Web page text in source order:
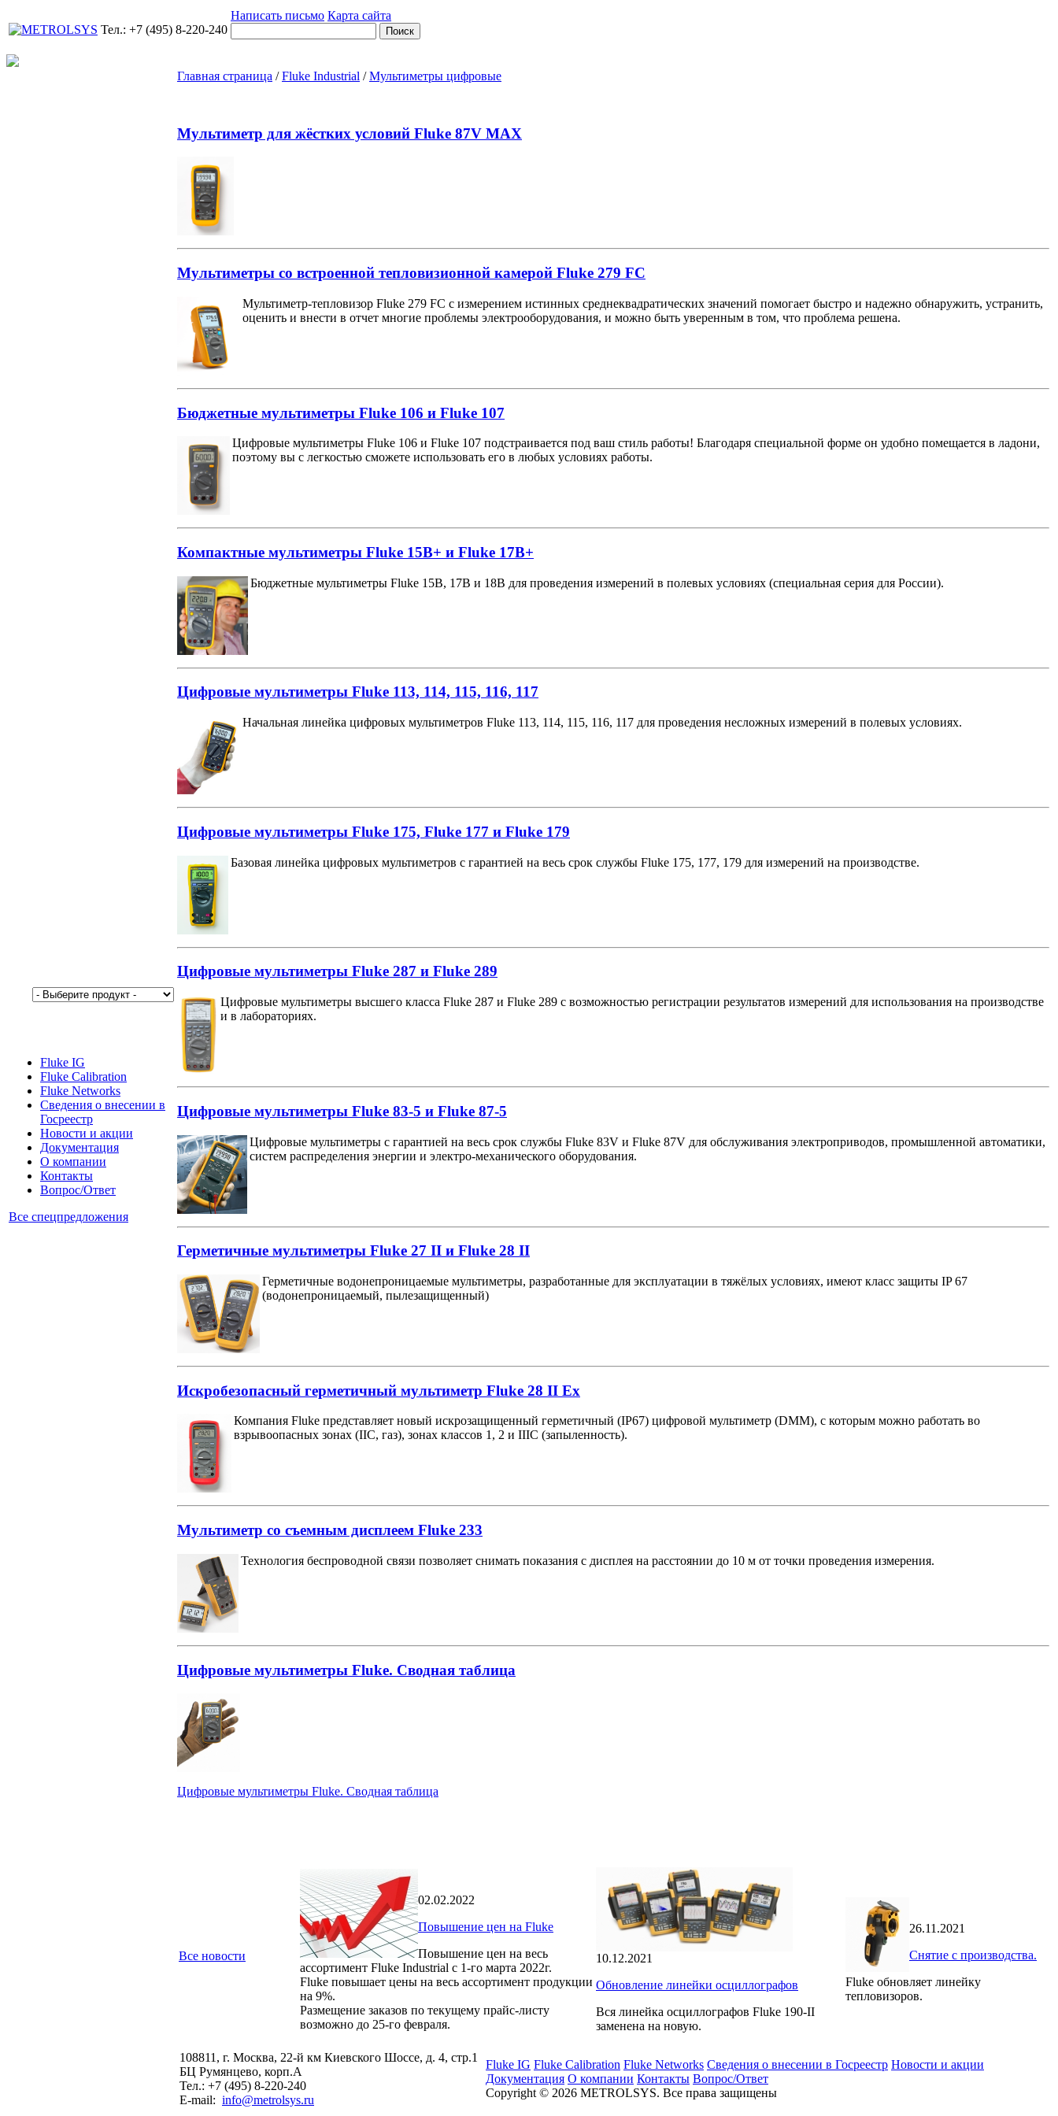
Тел.: +7 (495) 8-220-240
Написать письмо Карта сайта
Fluke IG
Fluke Calibration
Fluke Networks
Сведения о внесении в
Госреестр
Новости и акции
Документация
О компании
Контакты
Вопрос/Ответ
Все спецпредложения
Главная страница /Fluke Industrial /Мультиметры цифровые
Мультиметр для жёстких условий Fluke 87V MAX
Мультиметры со встроенной тепловизионной камерой Fluke 279 FC
Мультиметр-тепловизор Fluke 279 FC с измерением истинных среднеквадратических значений помогает быстро и надежно обнаружить, устранить,
оценить и внести в отчет многие проблемы электрооборудования, и можно быть уверенным в том, что проблема решена.
Бюджетные мультиметры Fluke 106 и Fluke 107
Цифровые мультиметры Fluke 106 и Fluke 107 подстраивается под ваш стиль работы! Благодаря специальной форме он удобно помещается в ладони,
поэтому вы с легкостью сможете использовать его в любых условиях работы.
Компактные мультиметры Fluke 15B+ и Fluke 17B+
Бюджетные мультиметры Fluke 15B, 17B и 18B для проведения измерений в полевых условиях (специальная серия для России).
Цифровые мультиметры Fluke 113, 114, 115, 116, 117
Начальная линейка цифровых мультиметров Fluke 113, 114, 115, 116, 117 для проведения несложных измерений в полевых условиях.
Цифровые мультиметры Fluke 175, Fluke 177 и Fluke 179
Базовая линейка цифровых мультиметров с гарантией на весь срок службы Fluke 175, 177, 179 для измерений на производстве.
Цифровые мультиметры Fluke 287 и Fluke 289
Цифровые мультиметры высшего класса Fluke 287 и Fluke 289 с возможностью регистрации результатов измерений для использования на производстве
и в лабораториях.
Цифровые мультиметры Fluke 83-5 и Fluke 87-5
Цифровые мультиметры с гарантией на весь срок службы Fluke 83V и Fluke 87V для обслуживания электроприводов, промышленной автоматики,
систем распределения энергии и электро-механического оборудования.
Герметичные мультиметры Fluke 27 II и Fluke 28 II
Герметичные водонепроницаемые мультиметры, разработанные для эксплуатации в тяжёлых условиях, имеют класс защиты IP 67
(водонепроницаемый, пылезащищенный)
Искробезопасный герметичный мультиметр Fluke 28 II Ex
Компания Fluke представляет новый искрозащищенный герметичный (IP67) цифровой мультиметр (DMM), с которым можно работать во
взрывоопасных зонах (IIC, газ), зонах классов 1, 2 и IIIC (запыленность).
Мультиметр со съемным дисплеем Fluke 233
Технология беспроводной связи позволяет снимать показания с дисплея на расстоянии до 10 м от точки проведения измерения.
Цифровые мультиметры Fluke. Сводная таблица
Цифровые мультиметры Fluke. Сводная таблица
Все новости
02.02.2022
Повышение цен на Fluke
Повышение цен на весь
ассортимент Fluke Industrial с 1-го марта 2022г.
Fluke повышает цены на весь ассортимент продукции
на 9%.
Размещение заказов по текущему прайс-листу
возможно до 25-го февраля.
10.12.2021
Обновление линейки осциллографов
Вся линейка осциллографов Fluke 190-II
заменена на новую.
26.11.2021
Снятие с производства.
Fluke обновляет линейку
тепловизоров.
108811, г. Москва, 22-й км Киевского Шоссе, д. 4, стр.1
БЦ Румянцево, корп.А
Тел.: +7 (495) 8-220-240
E-mail: info@metrolsys.ru
Fluke IG Fluke Calibration Fluke Networks Сведения о внесении в Госреестр Новости и акции
Документация О компании Контакты Вопрос/Ответ
Copyright © 2026 METROLSYS. Все права защищены